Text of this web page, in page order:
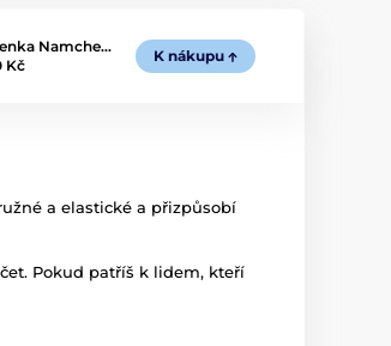
Namche…
Kč
K nákupu
a elastické a přizpůsobí
Pokud patříš k lidem, kteří